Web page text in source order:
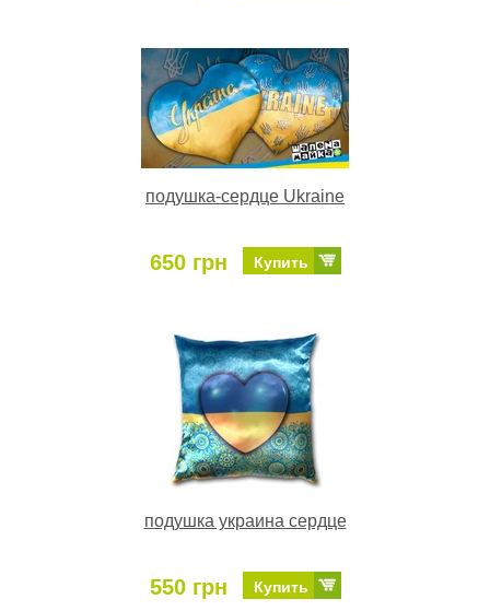
подушка-сердце Ukraine
650 грн Купить
подушка украина сердце
550 грн Купить